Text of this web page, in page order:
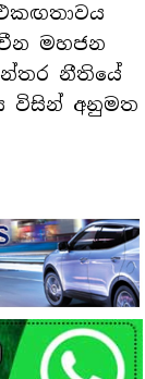
මහජන
නීතියේ
විසින් අනුමත